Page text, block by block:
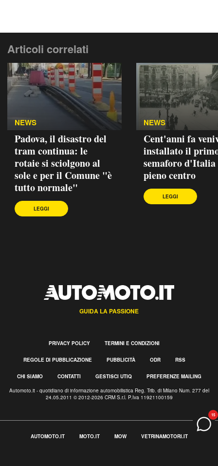
15
Articoli correlati
NEWS
Padova, il disastro del
tram continua: le
rotaie si sciolgono al
sole e per il Comune "è
tutto normale"
LEGGI
NEWS
Cent'anni fa
installato il
semaforo
pieno centro
LEGGI
GUIDA LA PASSIONE
PRIVACY POLICY TERMINI E CONDIZIONI
REGOLE DI PUBBLICAZIONE PUBBLICITÀ ODR RSS
CHI SIAMO CONTATTI GESTISCI UTIQ PREFERENZE MAILING
Automoto.it - quotidiano di informazione automobilistica Reg. Trib. di Milano Num. 277 del
24.05.2011 © 2012-2026 CRM S.r.l. P.Iva 11921100159
AUTOMOTO.IT MOTO.IT MOW VETRINAMOTORI.IT